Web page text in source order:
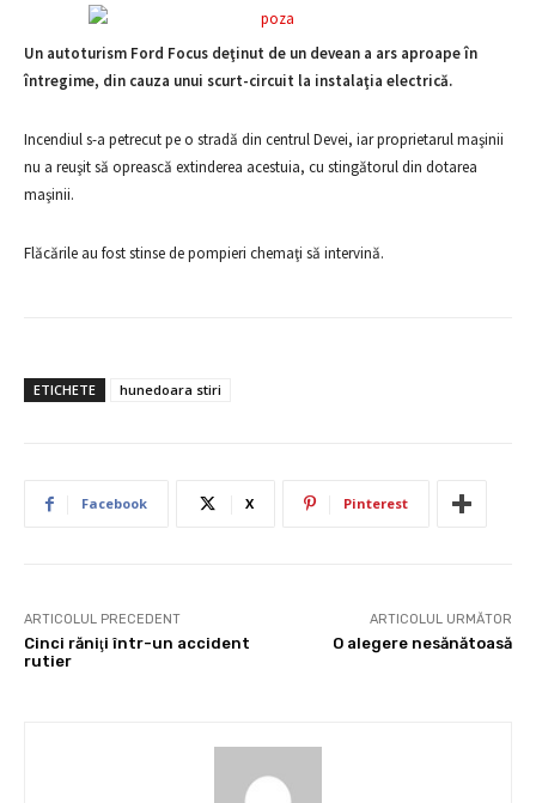
Un autoturism Ford Focus deţinut de un devean a ars aproape în
întregime, din cauza unui scurt-circuit la instalaţia electrică.
Incendiul s-a petrecut pe o stradă din centrul Devei, iar proprietarul maşinii
nu a reuşit să oprească extinderea acestuia, cu stingătorul din dotarea
maşinii.
Flăcările au fost stinse de pompieri chemaţi să intervină.
ETICHETE hunedoara stiri
Facebook X Pinterest
ARTICOLUL PRECEDENT
Cinci răniţi într-un accident
rutier
ARTICOLUL URMĂTOR
O alegere nesănătoasă